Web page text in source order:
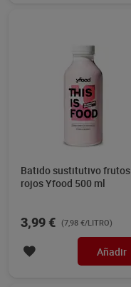
Batido sustitutivo frutos
rojos Yfood 500 ml
3,99 € (7,98 €/LITRO)
Añadir